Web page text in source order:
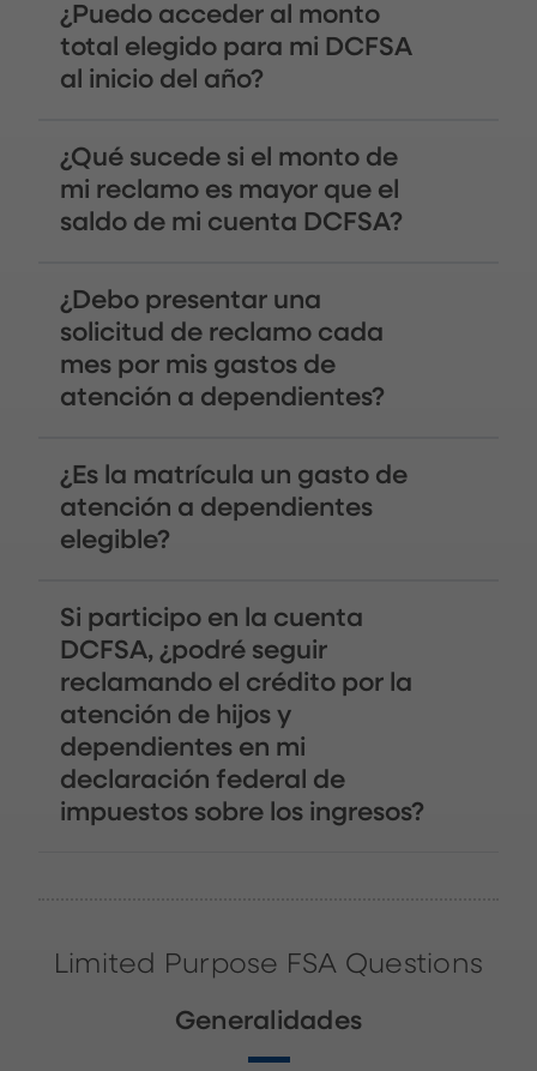
¿Puedo acceder al monto
total elegido para mi DCFSA
al inicio del año?
¿Qué sucede si el monto de
mi reclamo es mayor que el
saldo de mi cuenta DCFSA?
¿Debo presentar una
solicitud de reclamo cada
mes por mis gastos de
atención a dependientes?
¿Es la matrícula un gasto de
atención a dependientes
elegible?
Si participo en la cuenta
DCFSA, ¿podré seguir
reclamando el crédito por la
atención de hijos y
dependientes en mi
declaración federal de
impuestos sobre los ingresos?
Limited Purpose FSA Questions
Generalidades